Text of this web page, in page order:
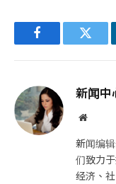
Facebook
新闻中
网
新闻编
们致力
经济、